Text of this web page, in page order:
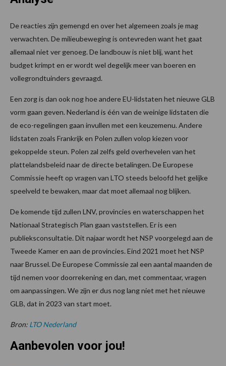
De reacties zijn gemengd en over het algemeen zoals je mag
verwachten. De milieubeweging is ontevreden want het gaat
allemaal niet ver genoeg. De landbouw is niet blij, want het
budget krimpt en er wordt wel degelijk meer van boeren en
vollegrondtuinders gevraagd.
Een zorg is dan ook nog hoe andere EU-lidstaten het nieuwe GLB
vorm gaan geven. Nederland is één van de weinige lidstaten die
de eco-regelingen gaan invullen met een keuzemenu. Andere
lidstaten zoals Frankrijk en Polen zullen volop kiezen voor
gekoppelde steun. Polen zal zelfs geld overhevelen van het
plattelandsbeleid naar de directe betalingen. De Europese
Commissie heeft op vragen van LTO steeds beloofd het gelijke
speelveld te bewaken, maar dat moet allemaal nog blijken.
De komende tijd zullen LNV, provincies en waterschappen het
Nationaal Strategisch Plan gaan vaststellen. Er is een
publieksconsultatie. Dit najaar wordt het NSP voorgelegd aan de
Tweede Kamer en aan de provincies. Eind 2021 moet het NSP
naar Brussel. De Europese Commissie zal een aantal maanden de
tijd nemen voor doorrekening en dan, met commentaar, vragen
om aanpassingen. We zijn er dus nog lang niet met het nieuwe
GLB, dat in 2023 van start moet.
Bron: LTO Nederland
Aanbevolen voor jou!